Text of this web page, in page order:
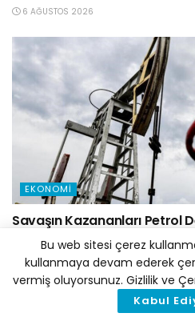
6 AĞUSTOS 2026
EKONOMI
Savaşın Kazananları Petrol
5 AĞUSTOS 2026
Bu web sitesi çerez
kullanmaya devam ederek
vermiş oluyorsunuz. Gizlilik ve
Kabul